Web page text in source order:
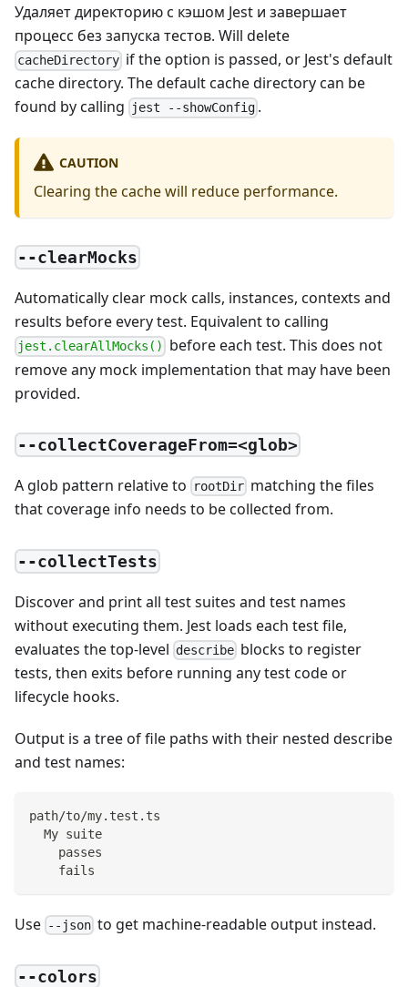
Удаляет директорию с кэшом Jest и завершает
процесс без запуска тестов. Will delete
cacheDirectory if the option is passed, or Jest's default
cache directory. The default cache directory can be
found by calling
jest --showConfig .
CAUTION
Clearing the cache will reduce performance.
--clearMocks
Automatically clear mock calls, instances, contexts and
results before every test. Equivalent to calling
jest.clearAllMocks()
before each test. This does not
remove any mock implementation that may have been
provided.
--collectCoverageFrom=<glob>
A glob pattern relative to rootDir matching the files
that coverage info needs to be collected from.
--collectTests
Discover and print all test suites and test names
without executing them. Jest loads each test file,
evaluates the top-level describe blocks to register
tests, then exits before running any test code or
lifecycle hooks.
Output is a tree of file paths with their nested describe
and test names:
path/to/my.test.ts
  My suite
    passes
    fails
Use --json to get machine-readable output instead.
--colors